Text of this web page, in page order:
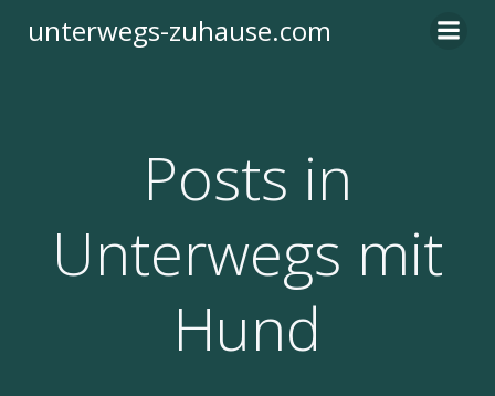
Inhalt
unterwegs-zuhause.com
Posts in
Unterwegs mit
Hund